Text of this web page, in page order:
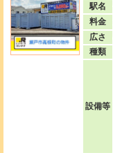
駅名
料金
広さ
種類
設備等